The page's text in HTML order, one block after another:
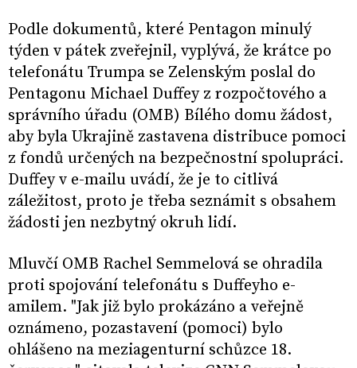
Podle dokumentů, které Pentagon minulý
týden v pátek zveřejnil, vyplývá, že krátce po
telefonátu Trumpa se Zelenským poslal do
Pentagonu Michael Duffey z rozpočtového a
správního úřadu (OMB) Bílého domu žádost,
aby byla Ukrajině zastavena distribuce pomoci
z fondů určených na bezpečnostní spolupráci.
Duffey v e-mailu uvádí, že je to citlivá
záležitost, proto je třeba seznámit s obsahem
žádosti jen nezbytný okruh lidí.
Mluvčí OMB Rachel Semmelová se ohradila
proti spojování telefonátu s Duffeyho e-
amilem. "Jak již bylo prokázáno a veřejně
oznámeno, pozastavení (pomoci) bylo
ohlášeno na meziagenturní schůzce 18.